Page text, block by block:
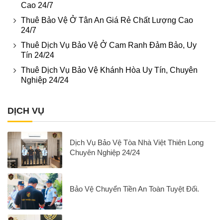
Cao 24/7
Thuê Bảo Vệ Ở Tân An Giá Rẻ Chất Lượng Cao
24/7
Thuê Dịch Vụ Bảo Vệ Ở Cam Ranh Đảm Bảo, Uy
Tín 24/24
Thuê Dịch Vụ Bảo Vệ Khánh Hòa Uy Tín, Chuyên
Nghiệp 24/24
DỊCH VỤ
Dịch Vụ Bảo Vệ Tòa Nhà Việt Thiên Long
Chuyên Nghiệp 24/24
Bảo Vệ Chuyển Tiền An Toàn Tuyệt Đối.